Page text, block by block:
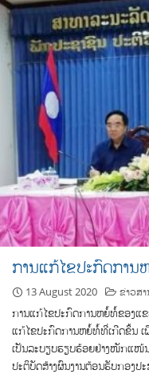
ການແກ້ໄຂປະກົດກາ
13 August 2020 ຂ່າວສ
ການແກ້ໄຂປະກົດການຫຍໍ້ທໍ້ຂອ
ແກ້ໄຂປະກົດການຫຍໍ້ທໍ້ທີ່ເກີດຂຶ້ນ ເ
ເປັນລະບຽບຮຽບຮ້ອຍຢ່າງໜັກແໜ້
ປະຕິບັດສ້າງຜົນງານຕ້ອນຮັບກອງ